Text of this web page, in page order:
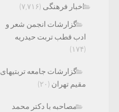
اخبار فرهنگی (۷,۷۱۶)
گزارشات انجمن شعر و
ادب قطب تربت حیدریه
(۱۷۴)
گزارشات جامعه تربتیهای
مقیم تهران (۲۰)
مصاحبه با دکتر محمد